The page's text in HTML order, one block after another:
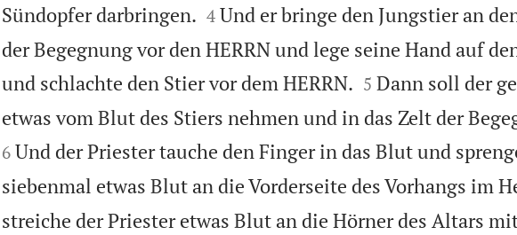
Sündopfer darbringen.
4 Und er bringe den Jungstier an
der Begegnung vor den HERRN und lege seine Hand auf
und schlachte den Stier vor dem HERRN.
5 Dann soll der
etwas vom Blut des Stiers nehmen und in das Zelt der
6 Und der Priester tauche den Finger in das Blut und
siebenmal etwas Blut an die Vorderseite des Vorhangs im
streiche der Priester etwas Blut an die Hörner des Altars